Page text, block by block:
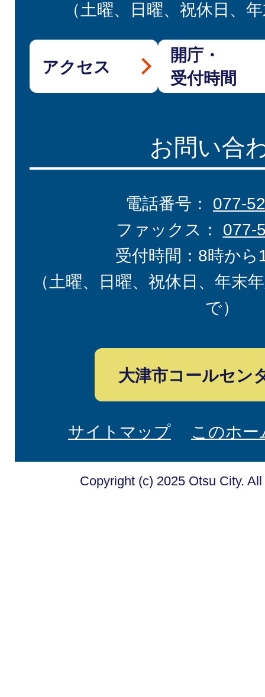
（土曜、日曜、祝休日、
アクセス
開庁・
受付時間
お問い合
電話番号： 077-
ファックス： 077-
受付時間：8時から
（土曜、日曜、祝休日、年末
で）
大津市コールセン
サイトマップ このホ
Copyright (c) 2025 Otsu City.